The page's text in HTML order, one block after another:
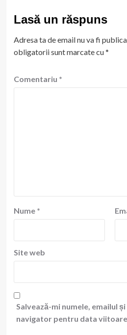
Lasă un răspuns
Adresa ta de email nu va fi
obligatorii sunt marcate cu*
Comentariu *
Nume *
Site web
Salvează-mi numele, emailul
navigator pentru data viitoare